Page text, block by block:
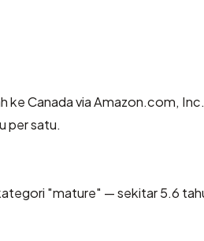
ke Canada via Amazon.com,
per satu.
"mature" — sekitar 5.6